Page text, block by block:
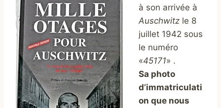
à son arrivée à
Auschwitz le 8
juillet 1942 sous
le numéro
«45171» .
Sa photo
d’immatriculati
on que nous